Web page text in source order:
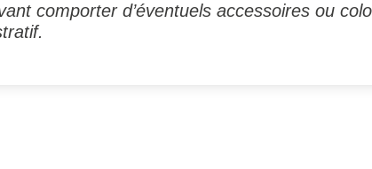
comporter d’éventuels accessoires ou